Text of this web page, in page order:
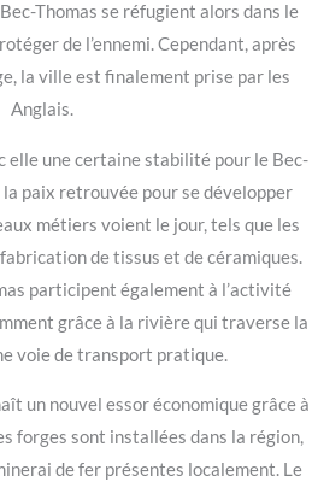
Thomas se réfugient alors dans le
de l’ennemi. Cependant, après
la ville est finalement prise par les
Anglais.
elle une certaine stabilité pour le Bec-
paix retrouvée pour se développer
métiers voient le jour, tels que les
de tissus et de céramiques.
participent également à l’activité
grâce à la rivière qui traverse la
voie de transport pratique.
un nouvel essor économique grâce à
forges sont installées dans la région,
de fer présentes localement. Le